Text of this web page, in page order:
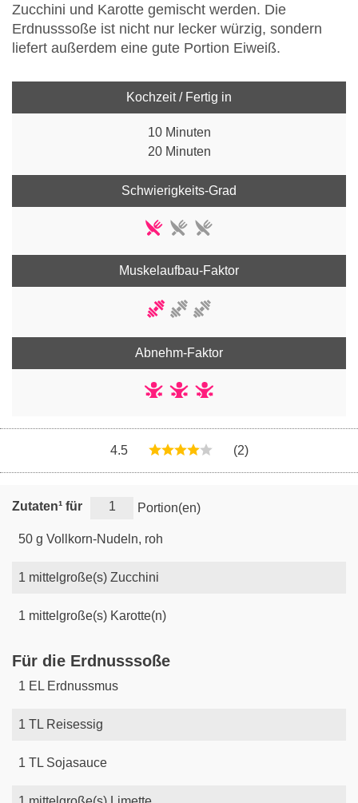
Zucchini und Karotte gemischt werden. Die
Erdnusssoße ist nicht nur lecker würzig, sondern
liefert außerdem eine gute Portion Eiweiß.
Kochzeit / Fertig in
10 Minuten
20 Minuten
Schwierigkeits-Grad
Muskelaufbau-Faktor
Abnehm-Faktor
4.5 (2)
Zutaten¹ für Portion(en)
50 g Vollkorn-Nudeln, roh
1 mittelgroße(s) Zucchini
1 mittelgroße(s) Karotte(n)
Für die Erdnusssoße
1 EL Erdnussmus
1 TL Reisessig
1 TL Sojasauce